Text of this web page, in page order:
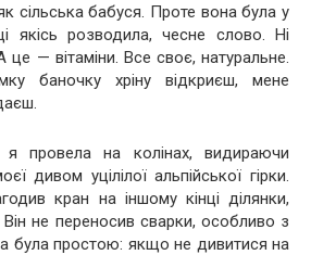
сільська бабуся. Проте вона була у
якісь розводила, чесне слово. Ні
це — вітаміни. Все своє, натуральне.
баночку хріну відкриєш, мене
я провела на колінах, видираючи
дивом уцілілої альпійської гірки.
кран на іншому кінці ділянки,
не переносив сварки, особливо з
була простою: якщо не дивитися на